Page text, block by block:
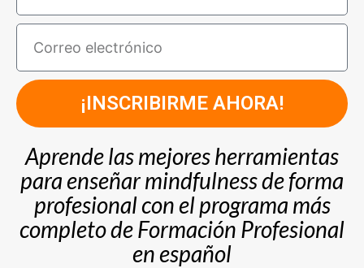
¡INSCRIBIRME AHORA!
Aprende las mejores herramientas
para enseñar mindfulness de forma
profesional con el programa más
completo de Formación Profesional
en español